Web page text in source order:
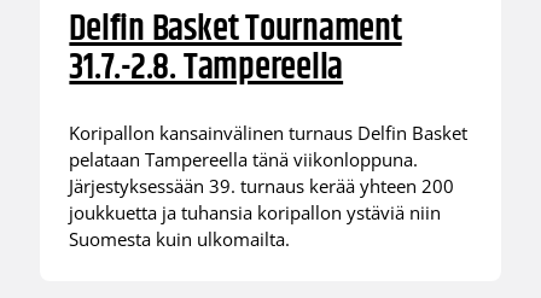
Delfin Basket Tournament
31.7.-2.8. Tampereella
Koripallon kansainvälinen turnaus Delfin Basket
pelataan Tampereella tänä viikonloppuna.
Järjestyksessään 39. turnaus kerää yhteen 200
joukkuetta ja tuhansia koripallon ystäviä niin
Suomesta kuin ulkomailta.